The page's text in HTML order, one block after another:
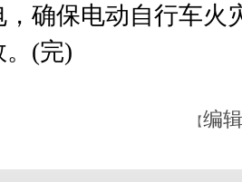
，确保电动自行车火
。(完)
【编